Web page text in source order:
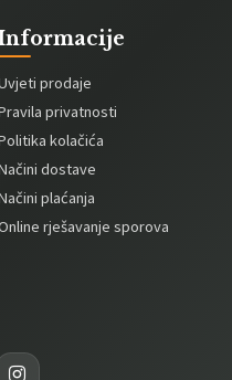
prodaje
privatnosti
kolačića
dostave
plaćanja
rješavanje sporova